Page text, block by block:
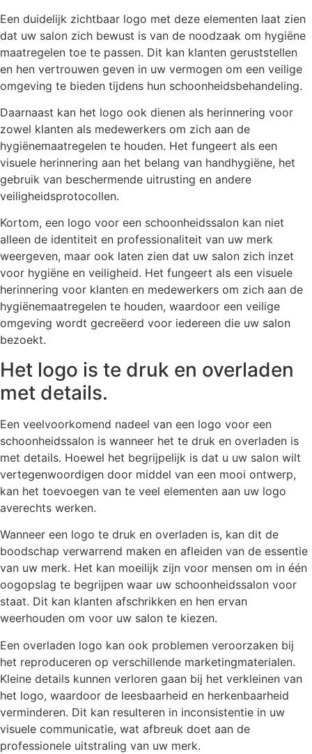
Een duidelijk zichtbaar logo met deze elementen laat zien
dat uw salon zich bewust is van de noodzaak om hygiëne
maatregelen toe te passen. Dit kan klanten geruststellen
en hen vertrouwen geven in uw vermogen om een veilige
omgeving te bieden tijdens hun schoonheidsbehandeling.
Daarnaast kan het logo ook dienen als herinnering voor
zowel klanten als medewerkers om zich aan de
hygiënemaatregelen te houden. Het fungeert als een
visuele herinnering aan het belang van handhygiëne, het
gebruik van beschermende uitrusting en andere
veiligheidsprotocollen.
Kortom, een logo voor een schoonheidssalon kan niet
alleen de identiteit en professionaliteit van uw merk
weergeven, maar ook laten zien dat uw salon zich inzet
voor hygiëne en veiligheid. Het fungeert als een visuele
herinnering voor klanten en medewerkers om zich aan de
hygiënemaatregelen te houden, waardoor een veilige
omgeving wordt gecreëerd voor iedereen die uw salon
bezoekt.
Het logo is te druk en overladen
met details.
Een veelvoorkomend nadeel van een logo voor een
schoonheidssalon is wanneer het te druk en overladen is
met details. Hoewel het begrijpelijk is dat u uw salon wilt
vertegenwoordigen door middel van een mooi ontwerp,
kan het toevoegen van te veel elementen aan uw logo
averechts werken.
Wanneer een logo te druk en overladen is, kan dit de
boodschap verwarrend maken en afleiden van de essentie
van uw merk. Het kan moeilijk zijn voor mensen om in één
oogopslag te begrijpen waar uw schoonheidssalon voor
staat. Dit kan klanten afschrikken en hen ervan
weerhouden om voor uw salon te kiezen.
Een overladen logo kan ook problemen veroorzaken bij
het reproduceren op verschillende marketingmaterialen.
Kleine details kunnen verloren gaan bij het verkleinen van
het logo, waardoor de leesbaarheid en herkenbaarheid
verminderen. Dit kan resulteren in inconsistentie in uw
visuele communicatie, wat afbreuk doet aan de
professionele uitstraling van uw merk.